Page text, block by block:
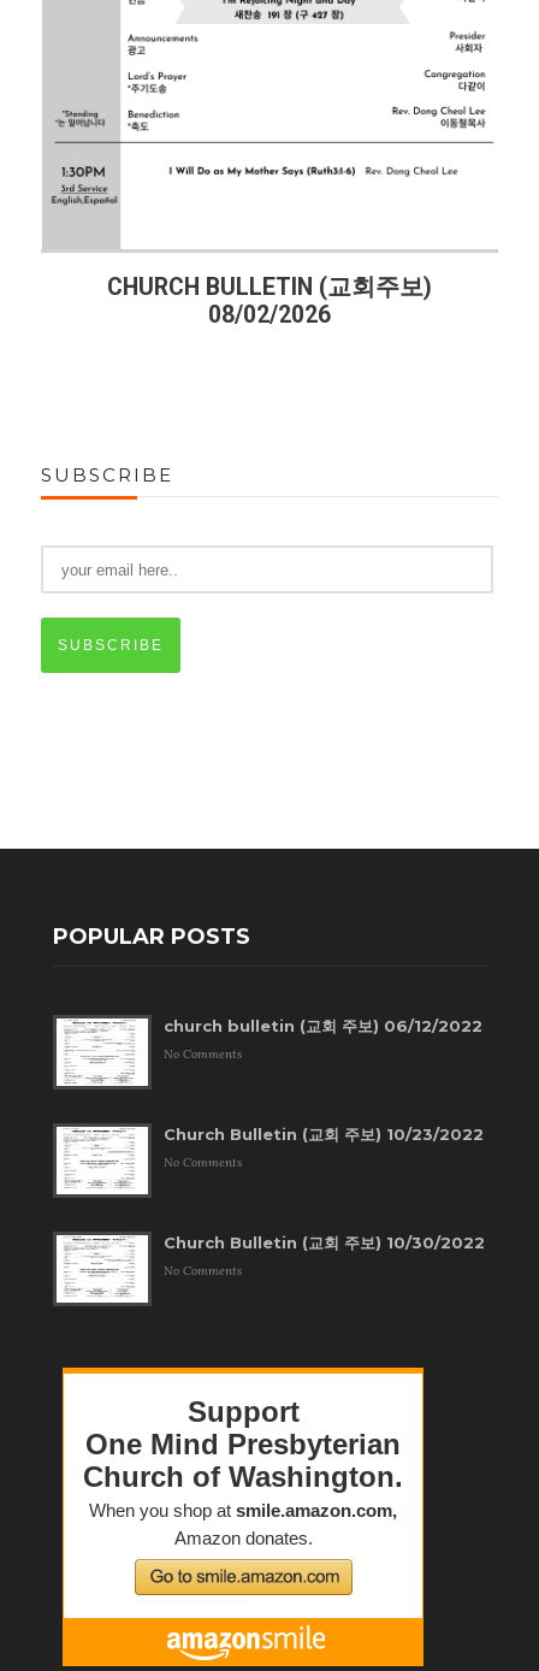
CHURCH BULLETIN (교회주보)
07/26/2026
SUBSCRIBE
SUBSCRIBE
POPULAR POSTS
church bulletin (교회 주보) 06/12/2022
No Comments
Church Bulletin (교회 주보) 10/23/2022
No Comments
Church Bulletin (교회 주보) 10/30/2022
No Comments